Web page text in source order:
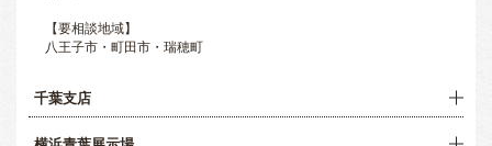
【要相談地域】
八王子市・町田市・瑞穂町
千葉支店